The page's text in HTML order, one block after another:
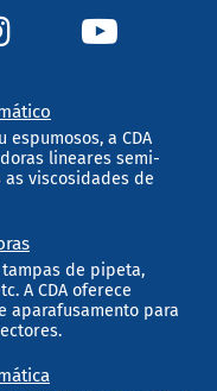
a CDA
lineares semi-
viscosidades de
tampas de pipeta,
A CDA oferece
aparafusamento para